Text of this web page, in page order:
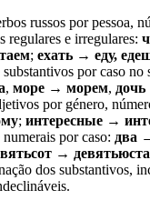
russos por pessoa,
regulares e irregulares:
; ехать → еду,
por caso no
, море → морем,
por género,
; интересные →
por caso: два
→
dos substantivos,